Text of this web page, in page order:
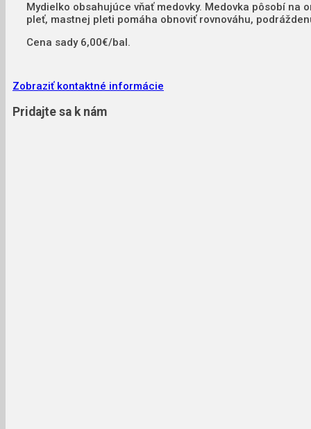
Mydielko obsahujúce vňať medovky. Medovka pôsobí
pleť, mastnej pleti pomáha obnoviť rovnováhu,
Cena sady 6,00€/bal.
Zobraziť kontaktné informácie
Pridajte sa k nám